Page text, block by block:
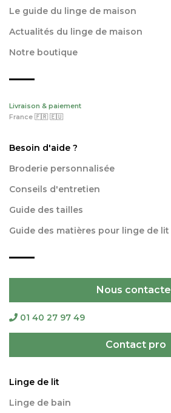
Le guide du linge de maison
Actualités du linge de maison
Notre boutique
Livraison & paiement
France 🇫🇷 🇪🇺
Besoin d'aide ?
Broderie personnalisée
Conseils d'entretien
Guide des tailles
Guide des matières pour linge de lit
Nous
01 40 27 97 49
Contact pro
Linge de lit
Linge de bain